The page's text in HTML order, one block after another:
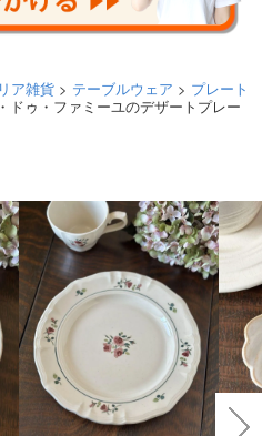
ア雑貨 > テーブルウェア > プレート
ドゥ・ファミーユのデザートプレー